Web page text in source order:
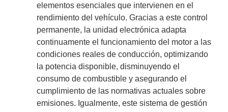
elementos esenciales que intervienen en el
rendimiento del vehículo. Gracias a este control
permanente, la unidad electrónica adapta
continuamente el funcionamiento del motor a las
condiciones reales de conducción, optimizando
la potencia disponible, disminuyendo el
consumo de combustible y asegurando el
cumplimiento de las normativas actuales sobre
emisiones. Igualmente, este sistema de gestión